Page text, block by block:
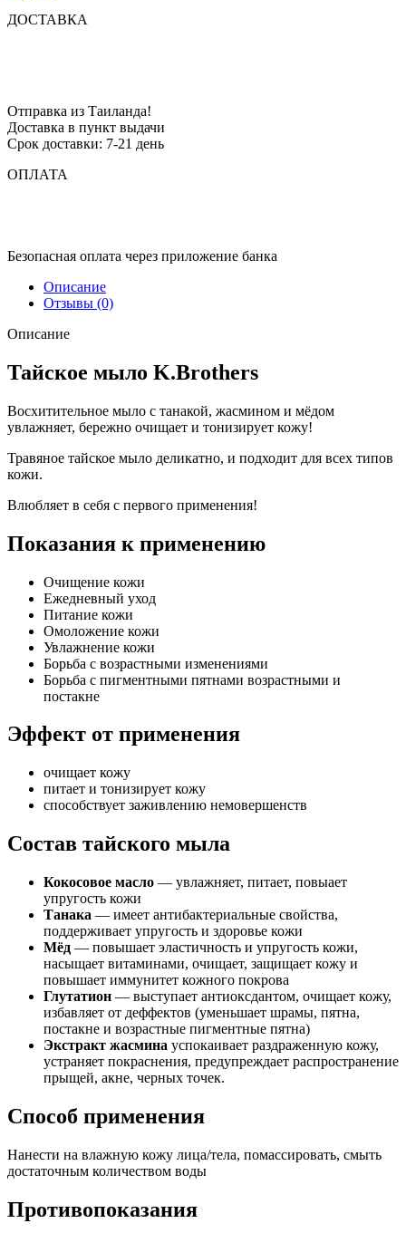
ДОСТАВКА
Отправка из Таиланда!
Доставка в пункт выдачи
Срок доставки: 7-21 день
ОПЛАТА
Безопасная оплата через приложение банка
Описание
Отзывы (0)
Описание
Тайское мыло K.Brothers
Восхитительное мыло с танакой, жасмином и мёдом
увлажняет, бережно очищает и тонизирует кожу!
Травяное тайское мыло деликатно, и подходит для всех типов
кожи.
Влюбляет в себя с первого применения!
Показания к применению
Очищение кожи
Ежедневный уход
Питание кожи
Омоложение кожи
Увлажнение кожи
Борьба с возрастными изменениями
Борьба с пигментными пятнами возрастными и
постакне
Эффект от применения
очищает кожу
питает и тонизирует кожу
способствует заживлению немовершенств
Состав тайского мыла
Кокосовое масло — увлажняет, питает, повыает
упругость кожи
Танака — имеет антибактериальные свойства,
поддерживает упругость и здоровье кожи
Мёд — повышает эластичность и упругость кожи,
насыщает витаминами, очищает, защищает кожу и
повышает иммунитет кожного покрова
Глутатион — выступает антиоксдантом, очищает кожу,
избавляет от деффектов (уменьшает шрамы, пятна,
постакне и возрастные пигментные пятна)
Экстракт жасмина успокаивает раздраженную кожу,
устраняет покраснения, предупреждает распространение
прыщей, акне, черных точек.
Способ применения
Нанести на влажную кожу лица/тела, помассировать, смыть
достаточным количеством воды
Противопоказания